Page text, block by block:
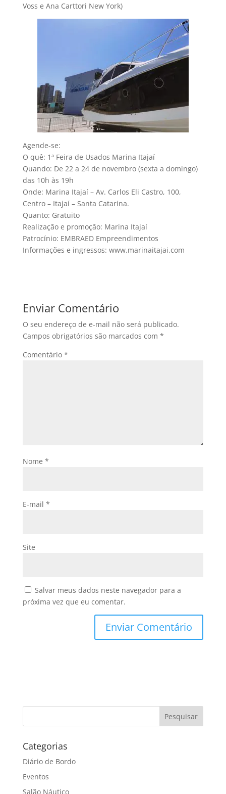
Voss e Ana Carttori New York)
Agende-se:
O quê: 1ª Feira de Usados Marina Itajaí
Quando: De 22 a 24 de novembro (sexta a domingo)
das 10h às 19h
Onde: Marina Itajaí – Av. Carlos Eli Castro, 100,
Centro – Itajaí – Santa Catarina.
Quanto: Gratuito
Realização e promoção: Marina Itajaí
Patrocínio: EMBRAED Empreendimentos
Informações e ingressos: www.marinaitajai.com
Enviar Comentário
O seu endereço de e-mail não será publicado.
Campos obrigatórios são marcados com *
Comentário *
Nome *
E-mail *
Site
Salvar meus dados neste navegador para a
próxima vez que eu comentar.
Categorias
Diário de Bordo
Eventos
Salão Náutico